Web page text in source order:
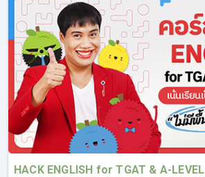
HACK ENGLISH for TGAT & A-LEVEL